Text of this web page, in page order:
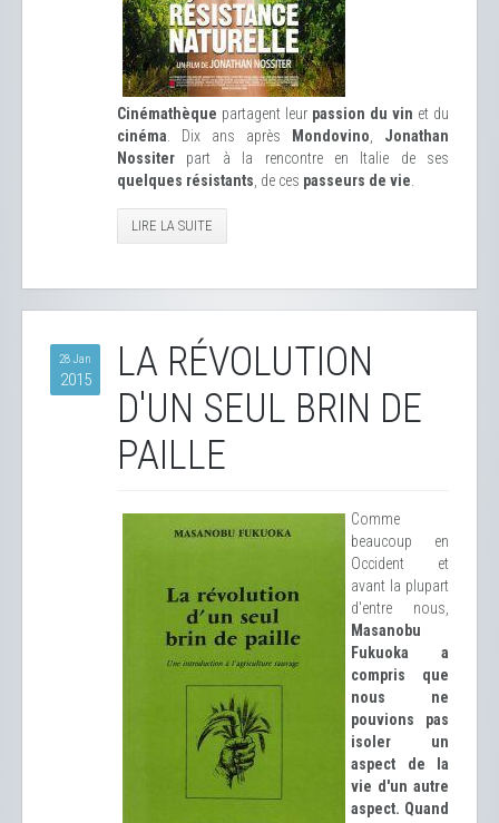
Cinémathèque partagent leur passion du vin et du
cinéma . Dix ans après Mondovino
Jonathan
Nossiter part à la rencontre en Italie de ses
quelques résistants , de ces passeurs de vie
LIRE LA SUITE
28 Jan
2015
LA RÉVOLUTION
D'UN SEUL BRIN DE
PAILLE
Comme
beaucoup en
Occident et
avant la plupart
d'entre nous,
Masanobu
Fukuoka a
compris que
nous ne
pouvions pas
isoler un
aspect de la
vie d'un autre
aspect. Quand